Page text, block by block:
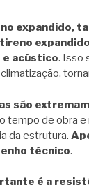
expandido,
acústico. Isso
são
tempo de obra
da estrutura.
técnico.
é a